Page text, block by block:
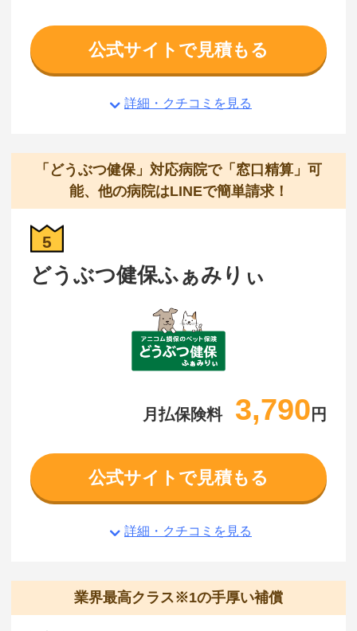
公式サイトで見積もる
詳細・クチコミを見る
「どうぶつ健保」対応病院で「窓口精算」可
能、他の病院はLINEで簡単請求！
5
どうぶつ健保ふぁみりぃ
月払保険料 3,790 円
公式サイトで見積もる
詳細・クチコミを見る
業界最高クラス※1の手厚い補償